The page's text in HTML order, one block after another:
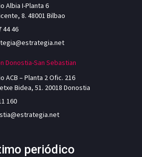
Albia I-Planta 6
8. 48001 Bilbao
44 46
Donostia-San Sebastian
ACB – Planta 2 Ofic. 216
Bidea, 51. 20018 Donostia
160
periódico